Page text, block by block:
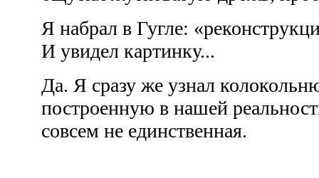
Я набрал в Гугле:
И увидел картинку...
Да. Я сразу же узнал
построенную в нашей
совсем не единственная.